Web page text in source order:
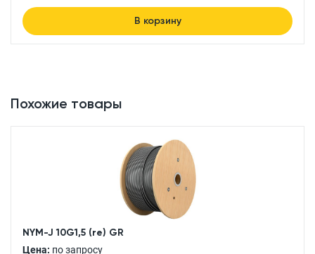
В корзину
Похожие товары
NYM-J 10G1,5 (re) GR
Цена: по запросу